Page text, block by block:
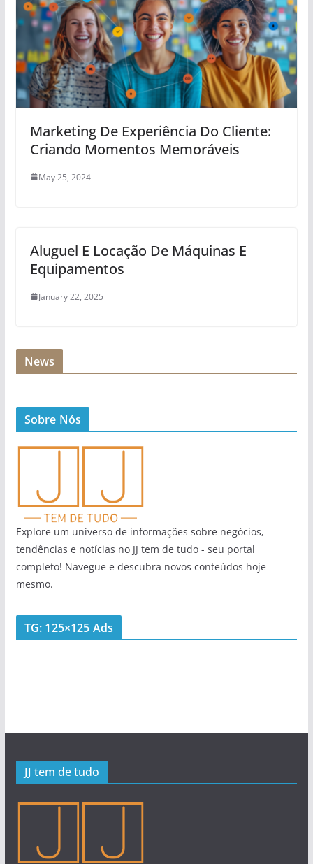
Marketing De Experiência Do Cliente:
Criando Momentos Memoráveis
May 25, 2024
Aluguel E Locação De Máquinas E
Equipamentos
January 22, 2025
News
Sobre Nós
Explore um universo de informações sobre negócios,
tendências e notícias no JJ tem de tudo - seu portal
completo! Navegue e descubra novos conteúdos hoje
mesmo.
TG: 125×125 Ads
JJ tem de tudo